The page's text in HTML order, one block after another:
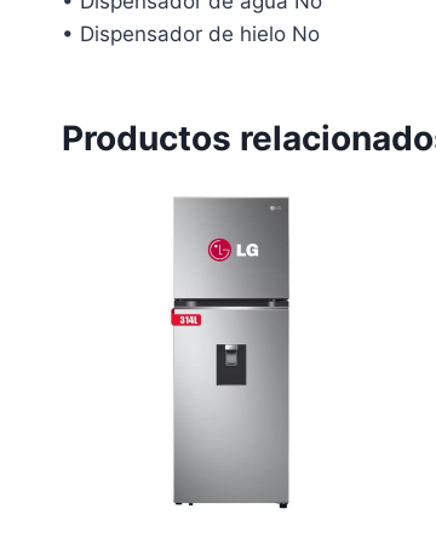
• Dispensador de hielo No
Productos